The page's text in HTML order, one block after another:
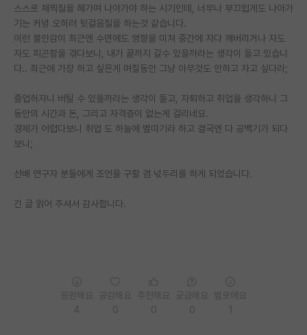
유학교육
이벤트
재팬라운지 🌸
스스로 채찍질을 해가며 나아가야 하는 시기인데, 너무나 부끄럽게도 나아가
기는 커녕 오히려 뒷걸음질을 하는것 같습니다.
이런 불안감이 최근엔 수면에도 영향을 미쳐 중간에 자다 깨버리거나 자도
자도 피곤함을 겪다보니, 내가 끝까지 갈수 있을까라는 생각이 들고 있습니
다.. 최근에 가장 하고 싶은게 며칠동안 그냥 아무것도 안하고 자고 싶다라;
졸업하자니 버틸 수 있을까라는 생각이 들고, 자퇴하고 취업을 생각하니 그
동안의 시간과 돈, 그리고 자격증이 없는게 걸리네요.
경제가 어렵다보니 취업 도 하늘에 별따기라 하고 결국엔 다 공백기가 되다
보니;
선배 연구자 분들에게 조언을 구할 겸 넋두리를 하게 되었습니다.
긴 글 읽어 주셔서 감사합니다.